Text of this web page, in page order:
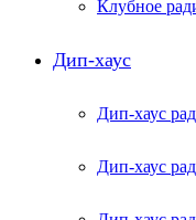
Клубное
Дип-хаус
Дип-хаус
Дип-хаус